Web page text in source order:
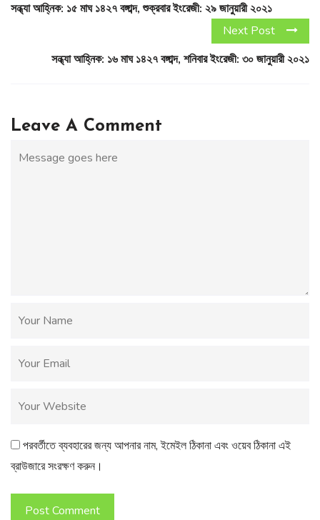
সন্ধ্যা আহ্নিক: ১৫ মাঘ ১৪২৭ বঙ্গাব্দ, শুক্রবার ইংরেজী: ২৯ জানুয়ারী ২০২১
Next Post
সন্ধ্যা আহ্নিক: ১৬ মাঘ ১৪২৭ বঙ্গাব্দ, শনিবার ইংরেজী: ৩০ জানুয়ারী ২০২১
Leave A Comment
পরবর্তীতে ব্যবহারের জন্য আপনার নাম, ইমেইল ঠিকানা এবং ওয়েব ঠিকানা এই
ব্রাউজারে সংরক্ষণ করুন।
Post Comment